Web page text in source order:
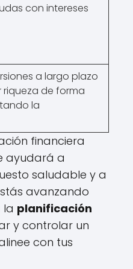
con intereses
a largo plazo
de forma
la
financiera
ayudará a
saludable y a
avanzando
la planificación
y controlar un
con tus